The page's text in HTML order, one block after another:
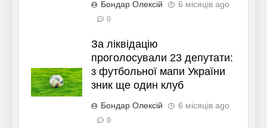
Бондар Олексій 6 місяців ago
0
За ліквідацію
проголосували 23 депутати:
з футбольної мапи України
зник ще один клуб
Бондар Олексій 6 місяців ago
0